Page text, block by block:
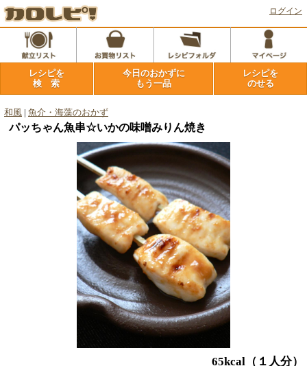
ログイン
レシピを
検 索
今日のおかずに
もう一品
レシピを
のせる
和風 魚介・海藻のおかず
パッちゃん魚串☆いかの味噌みりん焼き
65kcal （１人分）